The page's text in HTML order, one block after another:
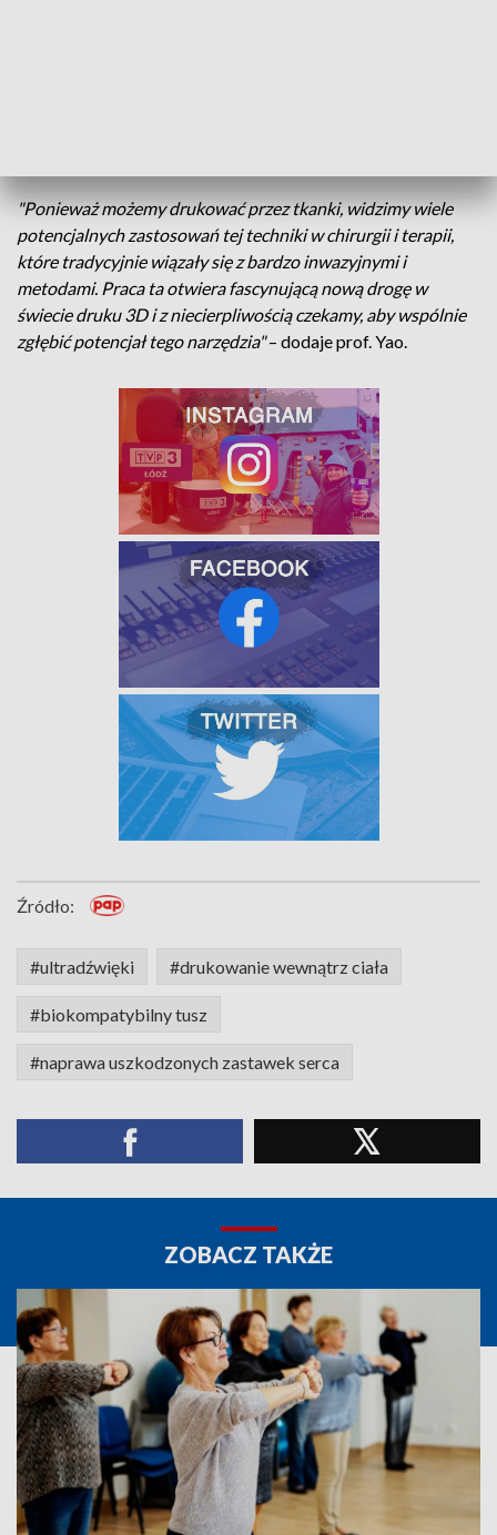
"Ponieważ możemy drukować przez tkanki, widzimy wiele
potencjalnych zastosowań tej techniki w chirurgii i terapii,
które tradycyjnie wiązały się z bardzo inwazyjnymi i
metodami. Praca ta otwiera fascynującą nową drogę w
świecie druku 3D i z niecierpliwością czekamy, aby wspólnie
zgłębić potencjał tego narzędzia"– dodaje prof. Yao.
Źródło:
#ultradźwięki #drukowanie wewnątrz ciała
#biokompatybilny tusz
#naprawa uszkodzonych zastawek serca
ZOBACZ TAKŻE